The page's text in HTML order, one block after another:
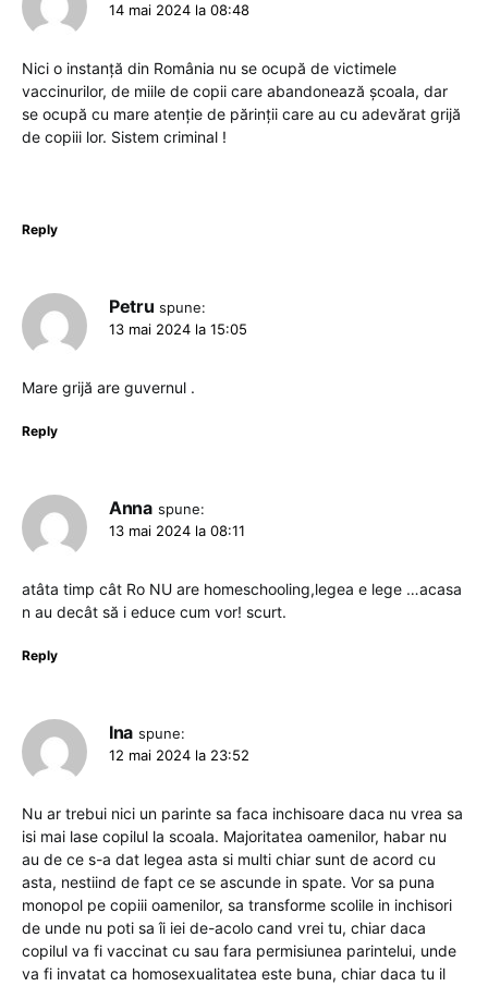
14 mai 2024 la 08:48
Nici o instanță din România nu se ocupă de victimele
vaccinurilor, de miile de copii care abandonează școala, dar
se ocupă cu mare atenție de părinții care au cu adevărat grijă
de copiii lor. Sistem criminal !
Reply
Petru spune:
13 mai 2024 la 15:05
Mare grijă are guvernul .
Reply
Anna spune:
13 mai 2024 la 08:11
atâta timp cât Ro NU are homeschooling,legea e lege …acasa
n au decât să i educe cum vor! scurt.
Reply
Ina spune:
12 mai 2024 la 23:52
Nu ar trebui nici un parinte sa faca inchisoare daca nu vrea sa
isi mai lase copilul la scoala. Majoritatea oamenilor, habar nu
au de ce s-a dat legea asta si multi chiar sunt de acord cu
asta, nestiind de fapt ce se ascunde in spate. Vor sa puna
monopol pe copiii oamenilor, sa transforme scolile in inchisori
de unde nu poti sa îi iei de-acolo cand vrei tu, chiar daca
copilul va fi vaccinat cu sau fara permisiunea parintelui, unde
va fi invatat ca homosexualitatea este buna, chiar daca tu il